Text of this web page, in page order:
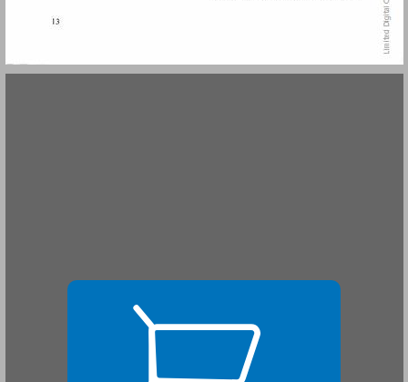
התפתחותה של ירושלים מחוץ לחומות ... 15